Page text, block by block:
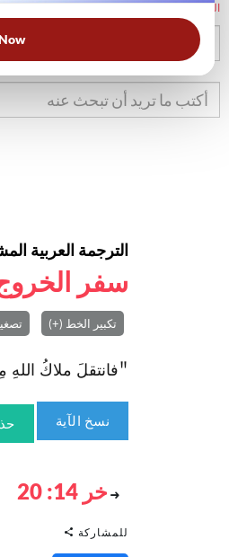
الرئيسية
الترجمة العربية
سفر
تكبير الخط (+)
"فا‏نتقلَ ملاكُ اللهِ
نسخ الآية
خر 14: 20
للمشاركة